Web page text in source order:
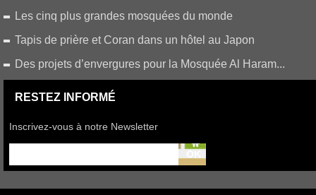
Les cinq plus grandes mosquées du monde
Tapis de prière et Coran dans un hôtel au Japon
Des projets d’envergures pour la Mosquée Al Haram...
RESTEZ INFORMÉ
Inscrivez-vous à notre Newsletter